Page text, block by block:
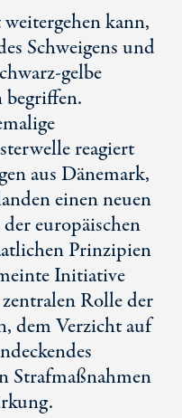
kann,
Schweigens und
gelbe
reagiert
aus Dänemark,
einen neuen
europäischen
Prinzipien
Initiative
Rolle der
dem Verzicht auf
Strafmaßnahmen